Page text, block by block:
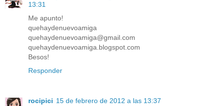
13:31
Me apunto!
quehaydenuevoamiga
quehaydenuevoamiga@gmail.com
quehaydenuevoamiga.blogspot.com
Besos!
Responder
rocipici 15 de febrero de 2012 a las 13:37